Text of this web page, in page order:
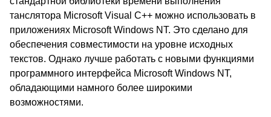
танслятора Microsoft Visual C++ можно использовать в
приложениях Microsoft Windows NT. Это сделано для
обеспечения совместимости на уровне исходных
текстов. Однако лучше работать с новыми функциями
программного интерфейса Microsoft Windows NT,
обладающими намного более широкими
возможностями.